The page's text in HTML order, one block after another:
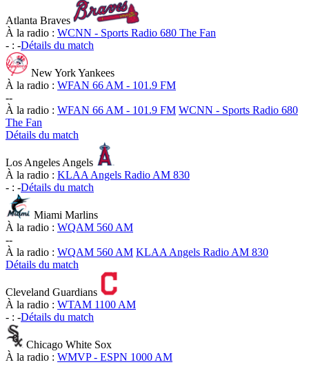
Atlanta Braves
À la radio : WCNN - Sports Radio 680 The Fan
- : -Détails du match
New York Yankees
À la radio : WFAN 66 AM - 101.9 FM
--
À la radio : WFAN 66 AM - 101.9 FM WCNN - Sports Radio 680
The Fan
Détails du match
Los Angeles Angels
À la radio : KLAA Angels Radio AM 830
- : -Détails du match
Miami Marlins
À la radio : WQAM 560 AM
--
À la radio : WQAM 560 AM KLAA Angels Radio AM 830
Détails du match
Cleveland Guardians
À la radio : WTAM 1100 AM
- : -Détails du match
Chicago White Sox
À la radio : WMVP - ESPN 1000 AM